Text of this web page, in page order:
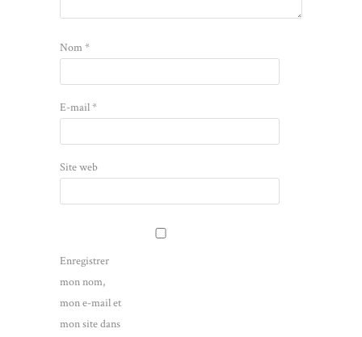
Nom*
E-mail*
Site web
Enregistrer
mon nom,
mon e-mail et
mon site dans